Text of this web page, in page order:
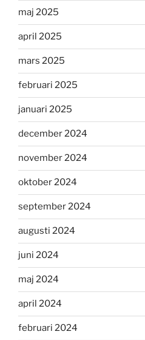
maj 2025
april 2025
mars 2025
februari 2025
januari 2025
december 2024
november 2024
oktober 2024
september 2024
augusti 2024
juni 2024
maj 2024
april 2024
februari 2024